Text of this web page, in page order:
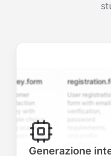
with
ended
valuable
registration.form
User registration
form with email
verification,
fields for
Generazione